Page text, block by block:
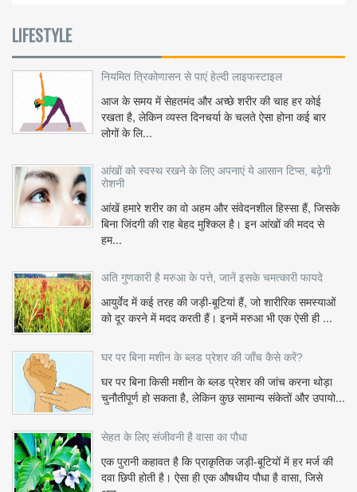
LIFESTYLE
नियमित त्रिकोणासन से पाएं हेल्दी लाइफस्टाइल
आज के समय में सेहतमंद और अच्छे शरीर की चाह हर कोई
रखता है, लेकिन व्यस्त दिनचर्या के चलते ऐसा होना कई बार
लोगों के लि...
आंखों को स्वस्थ रखने के लिए अपनाएं ये आसान टिप्स, बढ़ेगी
रोशनी
आंखें हमारे शरीर का वो अहम और संवेदनशील हिस्सा हैं, जिसके
बिना जिंदगी की राह बेहद मुश्किल है। इन आंखों की मदद से
हम...
अति गुणकारी है मरुआ के पत्ते, जानें इसके चमत्कारी फायदे
आयुर्वेद में कई तरह की जड़ी-बूटियां हैं, जो शारीरिक समस्याओं
को दूर करने में मदद करती हैं। इनमें मरुआ भी एक ऐसी ही ...
घर पर बिना मशीन के ब्लड प्रेशर की जाँच कैसे करें?
घर पर बिना किसी मशीन के ब्लड प्रेशर की जांच करना थोड़ा
चुनौतीपूर्ण हो सकता है, लेकिन कुछ सामान्य संकेतों और उपायो...
सेहत के लिए संजीवनी है वासा का पौधा
एक पुरानी कहावत है कि प्राकृतिक जड़ी-बूटियों में हर मर्ज की
दवा छिपी होती है। ऐसा ही एक औषधीय पौधा है वासा, जिसे